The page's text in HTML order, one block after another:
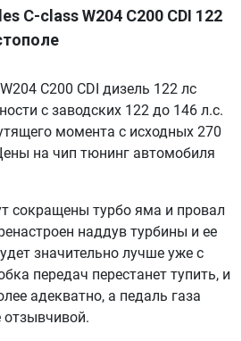
C-class W204 C200 CDI 122
C200 CDI дизель 122 лс
с заводских 122 до 146 л.с.
момента с исходных 270
на чип тюнинг автомобиля
сокращены турбо яма и провал
наддув турбины и ее
значительно лучше уже с
передач перестанет тупить, и
адекватно, а педаль газа
отзывчивой.